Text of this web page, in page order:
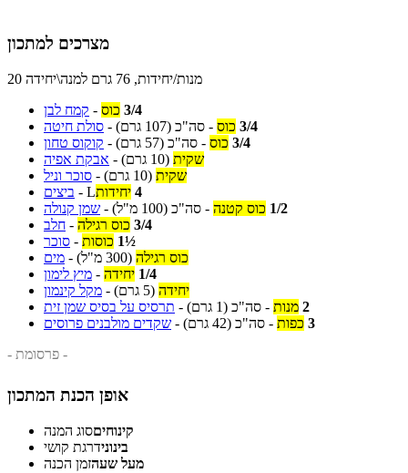
מצרכים למתכון
20 מנות/יחידות, 76 גרם למנה\יחידה
קמח לבן - 3/4 כוס
סולת חיטה - 3/4 כוס - סה"כ (107 גרם)
קוקוס טחון - 3/4 כוס - סה"כ (57 גרם)
אבקת אפיה - שקית (10 גרם)
סוכר וניל - שקית (10 גרם)
ביצים - 4 יחידותL
שמן קנולה - 1/2 כוס קטנה - סה"כ (100 מ"ל)
חלב - 3/4 כוס רגילה
סוכר - 1½ כוסות
מים - כוס רגילה (300 מ"ל)
מיץ לימון - 1/4 יחידה
מקל קינמון - יחידה (5 גרם)
תרסיס על בסיס שמן זית - 2 מנות - סה"כ (1 גרם)
שקדים מולבנים פרוסים - 3 כפות - סה"כ (42 גרם)
- פרסומת -
אופן הכנת המתכון
קינוחיםסוג המנה
בינונידרגת קושי
מעל שעהזמן הכנה